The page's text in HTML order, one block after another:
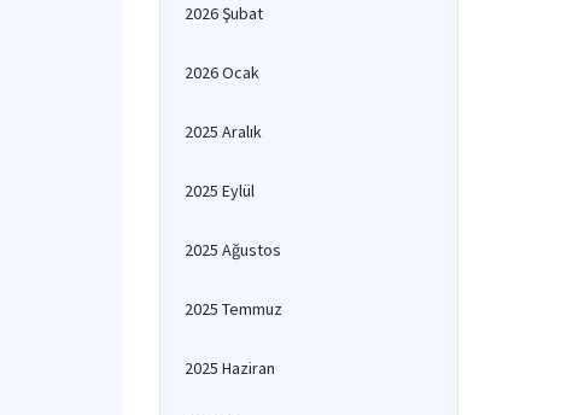
2026 Şubat
2026 Ocak
2025 Aralık
2025 Eylül
2025 Ağustos
2025 Temmuz
2025 Haziran